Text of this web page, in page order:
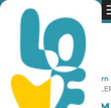
You are here: Home »Zypern
DEMOTIKO KOLIMVITIRIO